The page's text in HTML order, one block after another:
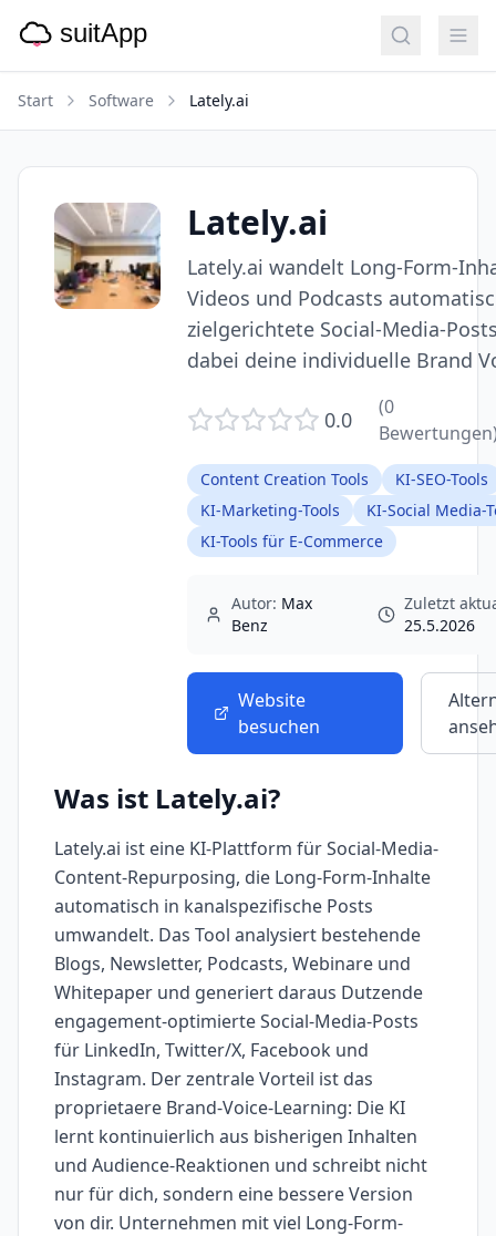
Start Software Lately.ai
Lately.ai
Lately.ai wandelt Long-Form-
Videos und Podcasts
zielgerichtete Social-Media-
dabei deine individuelle Brand
0.0 (0
Content Creation Tools
KI-SEO-Tools
KI-Marketing-Tools
KI-Social Media-
KI-Tools für E-Commerce
Autor: Max
Benz
Zuletzt
25.5.2026
Website
besuchen
Was ist Lately.ai?
Lately.ai ist eine KI-Plattform für Social-Media-
Content-Repurposing, die Long-Form-Inhalte
automatisch in kanalspezifische Posts
umwandelt. Das Tool analysiert bestehende
Blogs, Newsletter, Podcasts, Webinare und
Whitepaper und generiert daraus Dutzende
engagement-optimierte Social-Media-Posts
für LinkedIn, Twitter/X, Facebook und
Instagram. Der zentrale Vorteil ist das
proprietaere Brand-Voice-Learning: Die KI
lernt kontinuierlich aus bisherigen Inhalten
und Audience-Reaktionen und schreibt nicht
nur für dich, sondern eine bessere Version
von dir. Unternehmen mit viel Long-Form-